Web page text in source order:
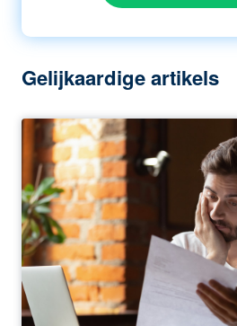
Gelijkaardige artikels